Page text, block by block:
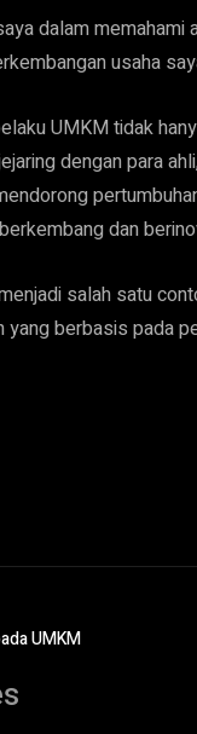
dalam
usaha
UMKM tidak
dengan para
dan
salah satu
yang berbasis pada
UMKM